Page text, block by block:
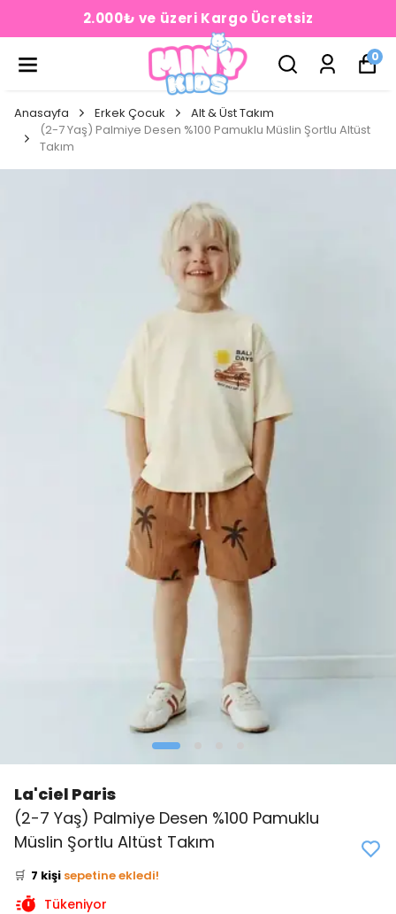
2.000₺ ve üzeri Kargo Ücretsiz
0
Anasayfa Erkek Çocuk
Alt & Üst Takım
(2-7 Yaş) Palmiye Desen %100 Pamuklu Müslin Şortlu Altüst
Takım
La'ciel Paris
(2-7 Yaş) Palmiye Desen %100 Pamuklu
Müslin Şortlu Altüst Takım
👀 Şu an 3 kişi inceliyor!
Bu ürünü
🛒 7 kişi sepetine ekledi!
✅ Bugün 3 adet
Tükeniyor